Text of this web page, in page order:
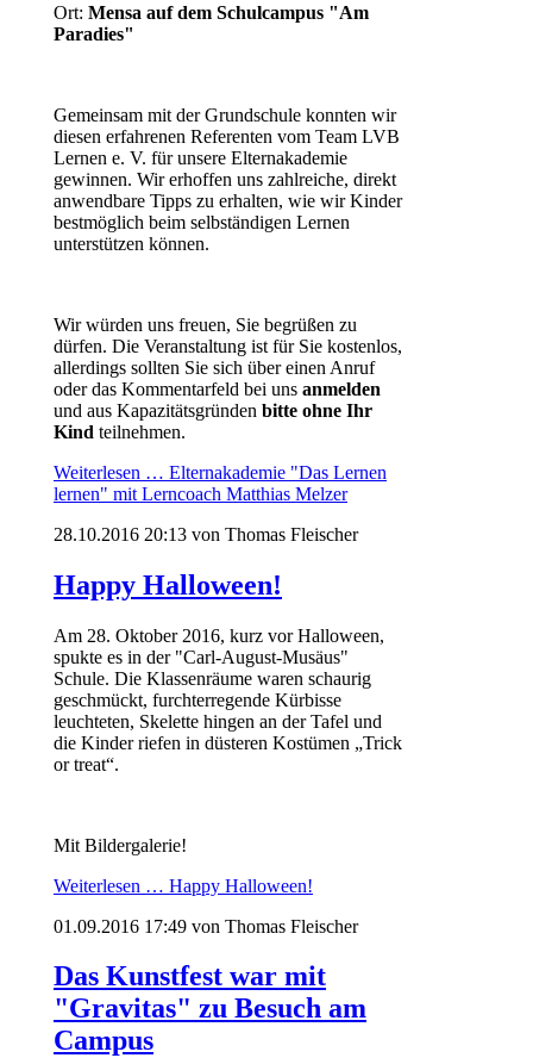
Ort: Mensa auf dem Schulcampus "Am
Paradies"
Gemeinsam mit der Grundschule konnten wir
diesen erfahrenen Referenten vom Team LVB
Lernen e. V. für unsere Elternakademie
gewinnen. Wir erhoffen uns zahlreiche, direkt
anwendbare Tipps zu erhalten, wie wir Kinder
bestmöglich beim selbständigen Lernen
unterstützen können.
Wir würden uns freuen, Sie begrüßen zu
dürfen. Die Veranstaltung ist für Sie kostenlos,
allerdings sollten Sie sich über einen Anruf
oder das Kommentarfeld bei uns anmelden
und aus Kapazitätsgründen bitte ohne Ihr
Kind teilnehmen.
Weiterlesen … Elternakademie "Das Lernen
lernen" mit Lerncoach Matthias Melzer
28.10.2016 20:13 von Thomas Fleischer
Happy Halloween!
Am 28. Oktober 2016, kurz vor Halloween,
spukte es in der "Carl-August-Musäus"
Schule. Die Klassenräume waren schaurig
geschmückt, furchterregende Kürbisse
leuchteten, Skelette hingen an der Tafel und
die Kinder riefen in düsteren Kostümen „Trick
or treat“.
Mit Bildergalerie!
Weiterlesen … Happy Halloween!
01.09.2016 17:49 von Thomas Fleischer
Das Kunstfest war mit
"Gravitas" zu Besuch am
Campus